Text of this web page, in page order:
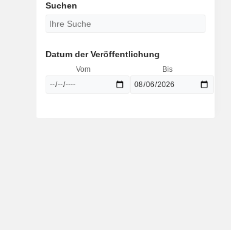
Suchen
Datum der Veröffentlichung
Vom Bis